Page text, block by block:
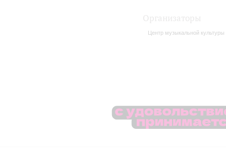
Центр музыкальной культуры